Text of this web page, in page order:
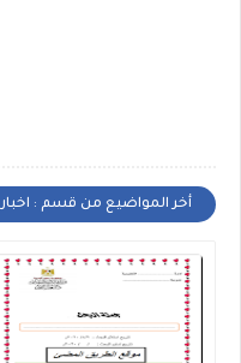
أخر المواضيع من قسم : اخبار